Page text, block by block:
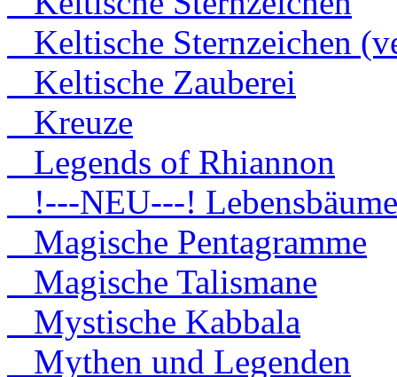
Keltische Sternzeichen
Keltische Zauberei
Kreuze
Legends of Rhiannon
!---NEU---! Lebensbäume
Magische Pentagramme
Magische Talismane
Mystische Kabbala
Mythen und Legenden